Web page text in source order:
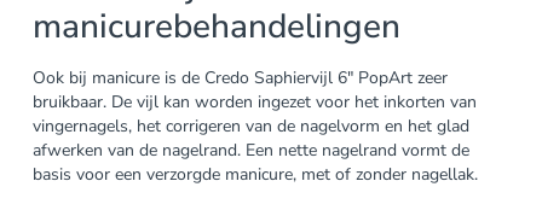
manicurebehandelingen
Ook bij manicure is de Credo Saphiervijl 6″ PopArt zeer
bruikbaar. De vijl kan worden ingezet voor het inkorten van
vingernagels, het corrigeren van de nagelvorm en het glad
afwerken van de nagelrand. Een nette nagelrand vormt de
basis voor een verzorgde manicure, met of zonder nagellak.